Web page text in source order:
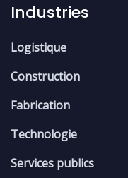
Industries
Logistique
Construction
Fabrication
Technologie
Services publics